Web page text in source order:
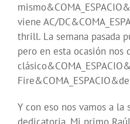
viene AC/
thrill. La semana pasada
pero en esta ocasión nos
Y con eso nos vamos a la